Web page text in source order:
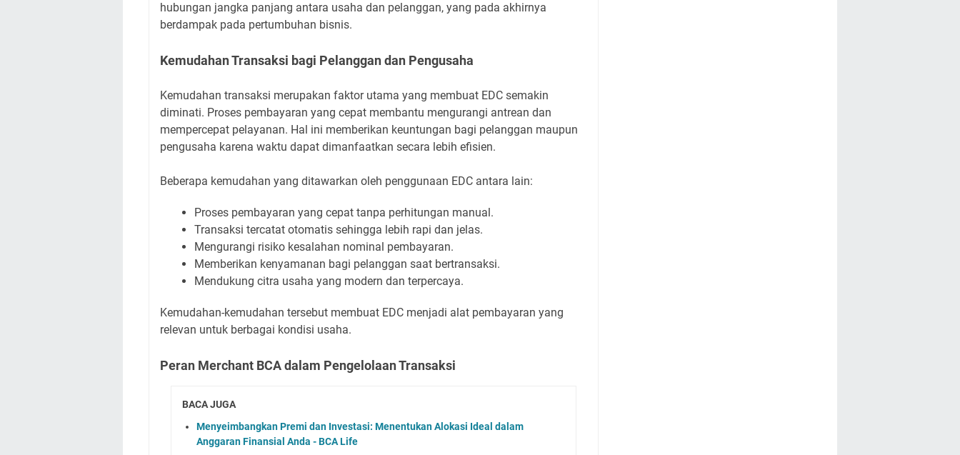
hubungan jangka panjang antara usaha dan pelanggan, yang pada akhirnya
berdampak pada pertumbuhan bisnis.
Kemudahan Transaksi bagi Pelanggan dan Pengusaha
Kemudahan transaksi merupakan faktor utama yang membuat EDC semakin
diminati. Proses pembayaran yang cepat membantu mengurangi antrean dan
mempercepat pelayanan. Hal ini memberikan keuntungan bagi pelanggan maupun
pengusaha karena waktu dapat dimanfaatkan secara lebih efisien.
Beberapa kemudahan yang ditawarkan oleh penggunaan EDC antara lain:
Proses pembayaran yang cepat tanpa perhitungan manual.
Transaksi tercatat otomatis sehingga lebih rapi dan jelas.
Mengurangi risiko kesalahan nominal pembayaran.
Memberikan kenyamanan bagi pelanggan saat bertransaksi.
Mendukung citra usaha yang modern dan terpercaya.
Kemudahan-kemudahan tersebut membuat EDC menjadi alat pembayaran yang
relevan untuk berbagai kondisi usaha.
Peran Merchant BCA dalam Pengelolaan Transaksi
BACA JUGA
Menyeimbangkan Premi dan Investasi: Menentukan Alokasi Ideal dalam
Anggaran Finansial Anda - BCA Life